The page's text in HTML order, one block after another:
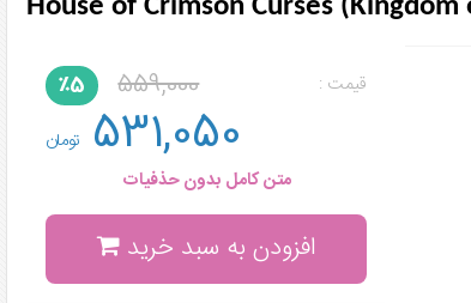
House of Crimson Curses
قیمت : 559,000 ٪5
531,050 تومان
متن کامل بدون حذفیات
افزودن به سبد خرید